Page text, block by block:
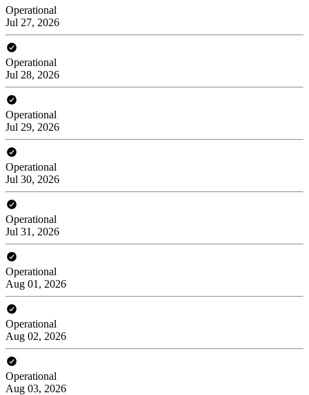
Operational
Jul 27, 2026
Operational
Jul 28, 2026
Operational
Jul 29, 2026
Operational
Jul 30, 2026
Operational
Jul 31, 2026
Operational
Aug 01, 2026
Operational
Aug 02, 2026
Operational
Aug 03, 2026